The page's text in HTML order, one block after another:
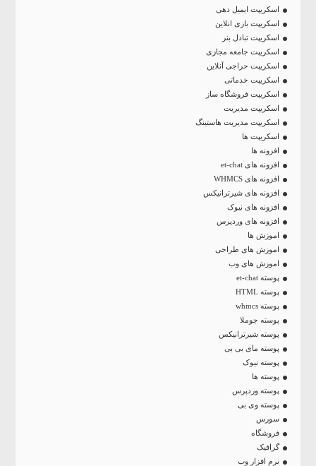
اسکریپت ایمیل دهی
اسکریپت بازی انلاین
اسکریپت تبادل بنر
اسکریپت جامعه مجازی
اسکریپت حراجی آنلاین
اسکریپت خدماتی
اسکریپت فروشگاه ساز
اسکریپت مدیریت
اسکریپت مدیریت هاستینگ
اسکریپت ها
افزونه ها
افزونه های et-chat
افزونه های WHMCS
افزونه های شیرترانیکس
افزونه های نیوک
افزونه های وردپرس
اموزش ها
اموزش های طراحی
اموزش های وب
پوسته et-chat
پوسته HTML
پوسته whmcs
پوسته جوملا
پوسته شیرترانیکس
پوسته مای بی بی
پوسته نیوک
پوسته ها
پوسته وردپرس
پوسته وی بی
سورس
فروشگاه
گرافیک
نرم افزار وب